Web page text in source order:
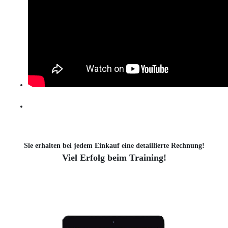
Sie erhalten bei jedem Einkauf eine detaillierte Rechnung!
Viel Erfolg beim Training!